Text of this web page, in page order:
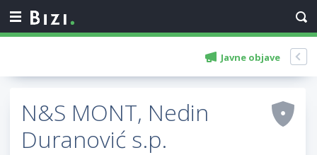
Javne objave
N&S MONT, Nedin
Duranović s.p.